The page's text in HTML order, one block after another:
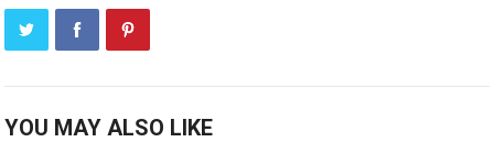
YOU MAY ALSO LIKE